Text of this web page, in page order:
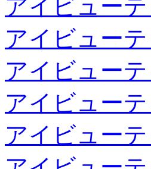
アイビュー
アイビュー
アイビュー
アイビュー
アイビュー